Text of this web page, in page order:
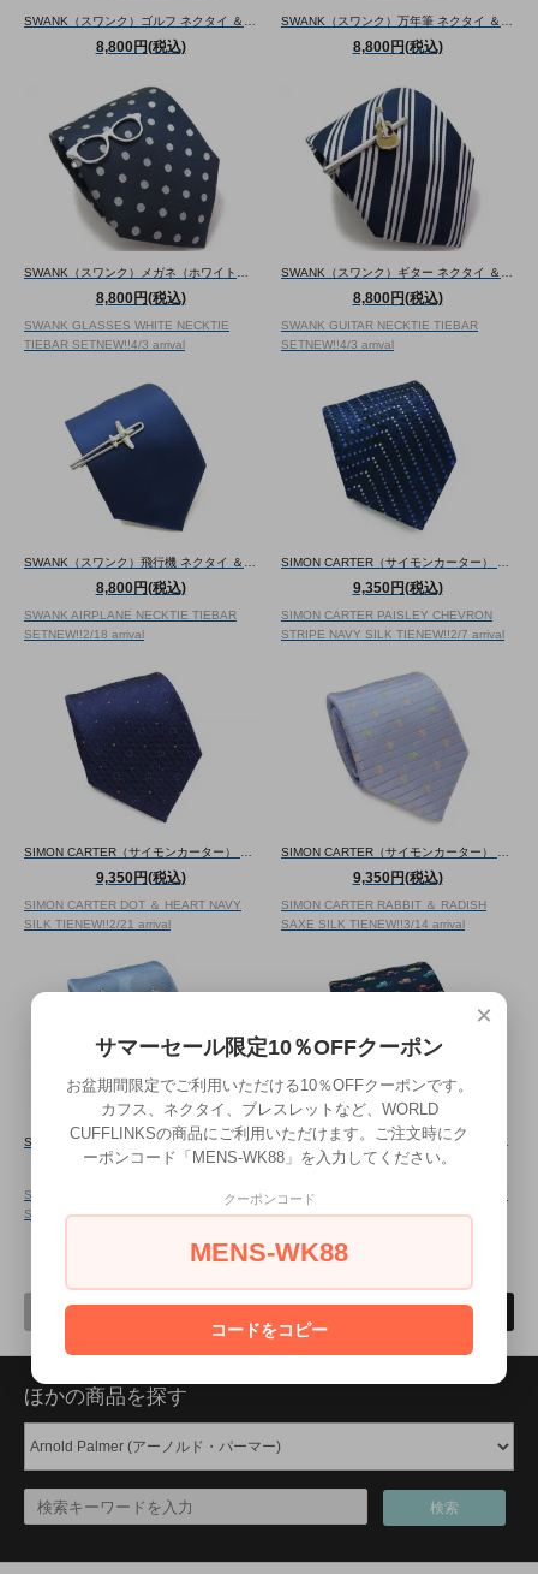
SWANK（スワンク）ゴルフ ネクタイ ＆ タイバーセット （ネクタイ/タイバー） - ブランド
8,800円(税込)
SWANK（スワンク）万年筆 ネクタイ ＆ タイバーセット （ネクタイ/タイバー） - ブランド
8,800円(税込)
SWANK（スワンク）メガネ（ホワイト） ネクタイ ＆ タイバーセット （ネクタイ/タイバー） - ブランド
8,800円(税込)
SWANK GLASSES WHITE NECKTIE
TIEBAR SETNEW!!4/3 arrival
SWANK（スワンク）ギター ネクタイ ＆ タイバーセット （ネクタイ/タイバー） - ブランド
8,800円(税込)
SWANK GUITAR NECKTIE TIEBAR
SETNEW!!4/3 arrival
SWANK（スワンク）飛行機 ネクタイ ＆ タイバーセット （ネクタイ/タイバー） - ブランド
8,800円(税込)
SWANK AIRPLANE NECKTIE TIEBAR
SETNEW!!2/18 arrival
SIMON CARTER（サイモンカーター） ペイズリー シェブロン ストライプ シルク ネクタイ（ネイビー）（ネクタイ/タイ） - ブランド
9,350円(税込)
SIMON CARTER PAISLEY CHEVRON
STRIPE NAVY SILK TIENEW!!2/7 arrival
SIMON CARTER（サイモンカーター） ドット＆ハート シルク ネクタイ（ネイビー）（ネクタイ/タイ） - ブランド
9,350円(税込)
SIMON CARTER DOT ＆ HEART NAVY
SILK TIENEW!!2/21 arrival
SIMON CARTER（サイモンカーター） ウサギ＆ラディッシュ シルク ネクタイ（サックス）（ネクタイ/タイ） - ブランド
9,350円(税込)
SIMON CARTER RABBIT ＆ RADISH
SAXE SILK TIENEW!!3/14 arrival
SIMON CARTER（サイモンカーター） パンダ インカ― ドット シルク ネクタイ（サックス）（ネクタイ/タイ） - ブランド
9,350円(税込)
SIMON CARTER PANDA IN CAR DOT
SAXE SILK TIENEW!!3/14 arrival
SIMON CARTER（サイモンカーター） カラフル 車 シルク ネクタイ（ネイビー）（ネクタイ/タイ） - ブランド
9,350円(税込)
SIMON CARTER COLORFUL CAR NAVY
SILK TIENEW!!4/24 arrival
47商品中 1-12商品
ほかの商品を探す
検索
×
サマーセール限定10％OFFクーポン
お盆期間限定でご利用いただける10％OFFクーポンです。
カフス、ネクタイ、ブレスレットなど、WORLD
CUFFLINKSの商品にご利用いただけます。ご注文時にク
ーポンコード「MENS-WK88」を入力してください。
クーポンコード
MENS-WK88
コードをコピー